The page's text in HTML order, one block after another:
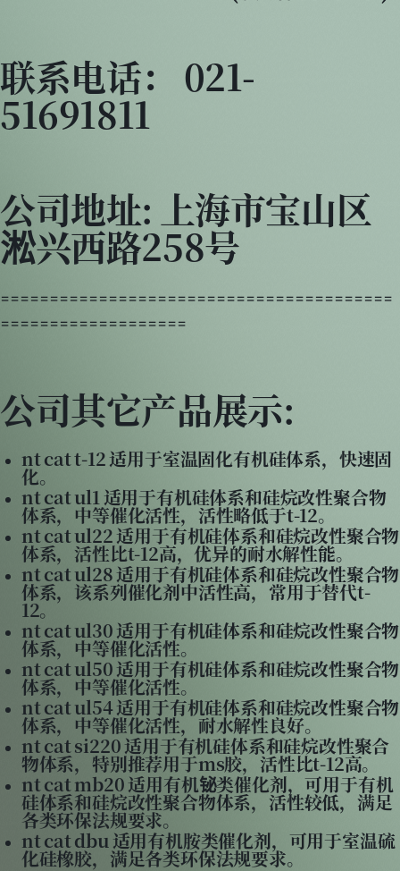
联系电话： 021-
51691811
公司地址: 上海市宝山区
淞兴西路258号
========================================
===================
公司其它产品展示:
nt cat t-12 适用于室温固化有机硅体系，快速固
化。
nt cat ul1 适用于有机硅体系和硅烷改性聚合物
体系，中等催化活性，活性略低于t-12。
nt cat ul22 适用于有机硅体系和硅烷改性聚合物
体系，活性比t-12高，优异的耐水解性能。
nt cat ul28 适用于有机硅体系和硅烷改性聚合物
体系，该系列催化剂中活性高，常用于替代t-
12。
nt cat ul30 适用于有机硅体系和硅烷改性聚合物
体系，中等催化活性。
nt cat ul50 适用于有机硅体系和硅烷改性聚合物
体系，中等催化活性。
nt cat ul54 适用于有机硅体系和硅烷改性聚合物
体系，中等催化活性，耐水解性良好。
nt cat si220 适用于有机硅体系和硅烷改性聚合
物体系，特别推荐用于ms胶，活性比t-12高。
nt cat mb20 适用有机铋类催化剂，可用于有机
硅体系和硅烷改性聚合物体系，活性较低，满足
各类环保法规要求。
nt cat dbu 适用有机胺类催化剂，可用于室温硫
化硅橡胶，满足各类环保法规要求。